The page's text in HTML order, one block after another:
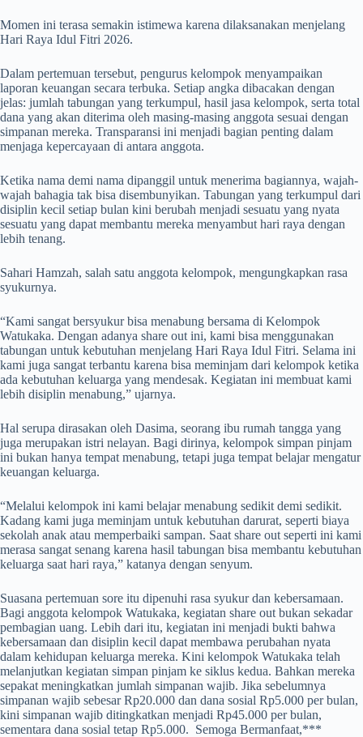
Momen ini terasa semakin istimewa karena dilaksanakan menjelang
Hari Raya Idul Fitri 2026.
Dalam pertemuan tersebut, pengurus kelompok menyampaikan
laporan keuangan secara terbuka. Setiap angka dibacakan dengan
jelas: jumlah tabungan yang terkumpul, hasil jasa kelompok, serta total
dana yang akan diterima oleh masing-masing anggota sesuai dengan
simpanan mereka. Transparansi ini menjadi bagian penting dalam
menjaga kepercayaan di antara anggota.
Ketika nama demi nama dipanggil untuk menerima bagiannya, wajah-
wajah bahagia tak bisa disembunyikan. Tabungan yang terkumpul dari
disiplin kecil setiap bulan kini berubah menjadi sesuatu yang nyata
sesuatu yang dapat membantu mereka menyambut hari raya dengan
lebih tenang.
Sahari Hamzah, salah satu anggota kelompok, mengungkapkan rasa
syukurnya.
“Kami sangat bersyukur bisa menabung bersama di Kelompok
Watukaka. Dengan adanya share out ini, kami bisa menggunakan
tabungan untuk kebutuhan menjelang Hari Raya Idul Fitri. Selama ini
kami juga sangat terbantu karena bisa meminjam dari kelompok ketika
ada kebutuhan keluarga yang mendesak. Kegiatan ini membuat kami
lebih disiplin menabung,” ujarnya.
Hal serupa dirasakan oleh Dasima, seorang ibu rumah tangga yang
juga merupakan istri nelayan. Bagi dirinya, kelompok simpan pinjam
ini bukan hanya tempat menabung, tetapi juga tempat belajar mengatur
keuangan keluarga.
“Melalui kelompok ini kami belajar menabung sedikit demi sedikit.
Kadang kami juga meminjam untuk kebutuhan darurat, seperti biaya
sekolah anak atau memperbaiki sampan. Saat share out seperti ini kami
merasa sangat senang karena hasil tabungan bisa membantu kebutuhan
keluarga saat hari raya,” katanya dengan senyum.
Suasana pertemuan sore itu dipenuhi rasa syukur dan kebersamaan.
Bagi anggota kelompok Watukaka, kegiatan share out bukan sekadar
pembagian uang. Lebih dari itu, kegiatan ini menjadi bukti bahwa
kebersamaan dan disiplin kecil dapat membawa perubahan nyata
dalam kehidupan keluarga mereka. Kini kelompok Watukaka telah
melanjutkan kegiatan simpan pinjam ke siklus kedua. Bahkan mereka
sepakat meningkatkan jumlah simpanan wajib. Jika sebelumnya
simpanan wajib sebesar Rp20.000 dan dana sosial Rp5.000 per bulan,
kini simpanan wajib ditingkatkan menjadi Rp45.000 per bulan,
sementara dana sosial tetap Rp5.000. Semoga Bermanfaat,***